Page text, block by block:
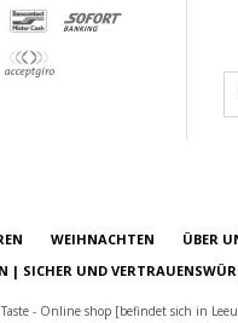
WEIHNACHTEN ÜBER
| SICHER UND
- Online shop [befindet sich in